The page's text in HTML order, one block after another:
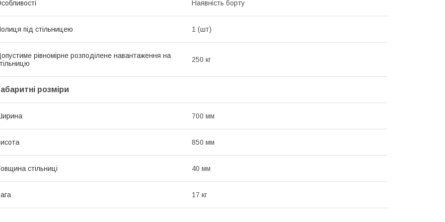
Наявність борту
під стільницею 1 (шт)
рівномірне розподілене навантаження на
250 кг
розміри
700 мм
850 мм
стільниці 40 мм
17 кг